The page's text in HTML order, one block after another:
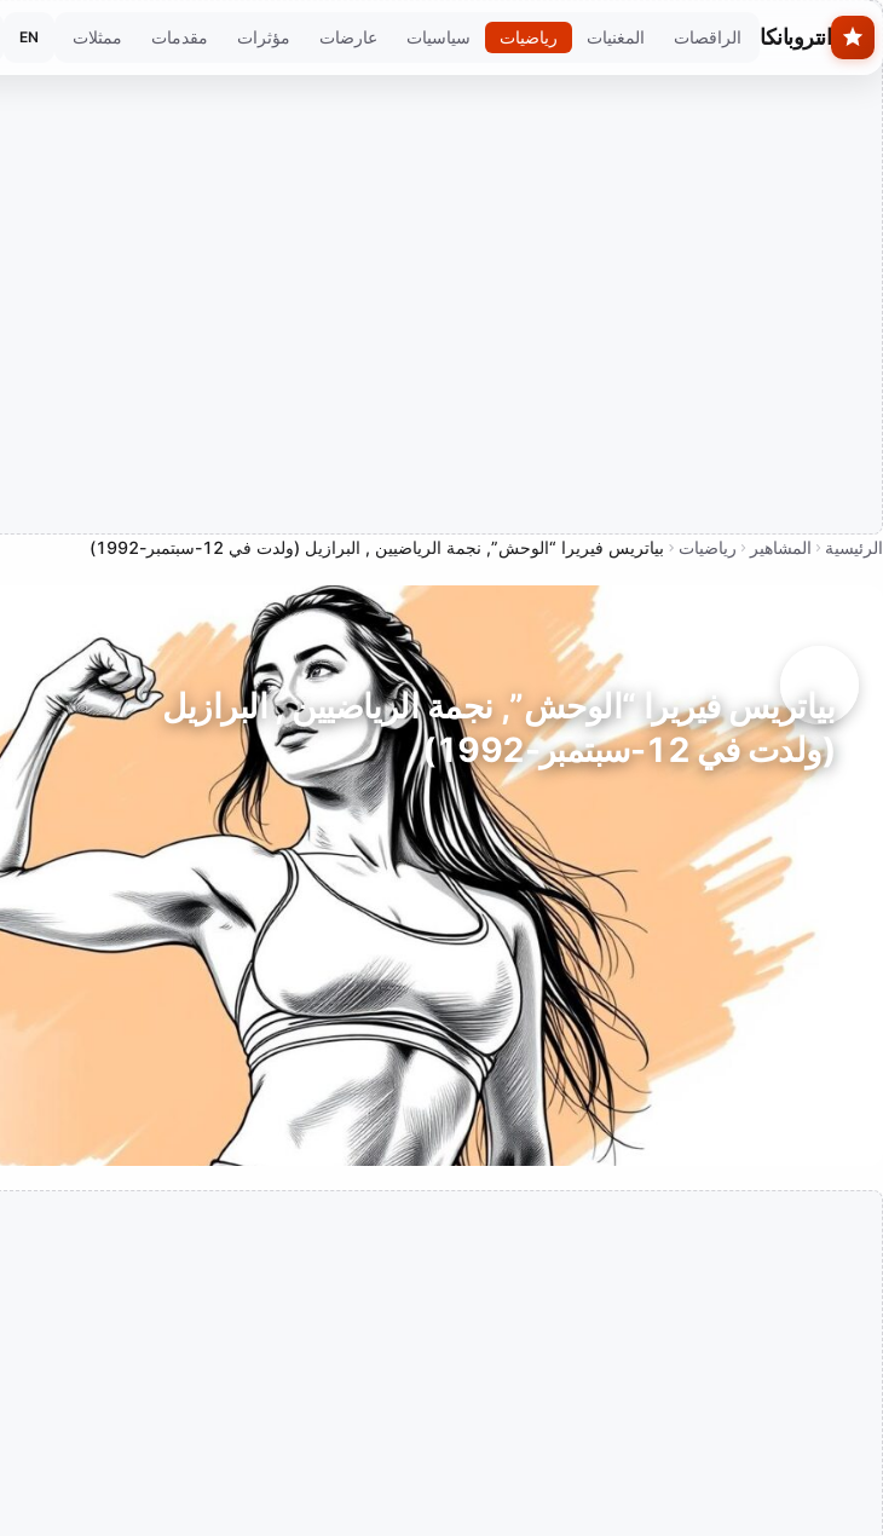
Skip to main content
انتروبانكا الراقصات المغنيات رياضيات سياسيات عارضات مؤثرات مقدمات ممثلات EN
الرئيسية المشاهير رياضيات بياتريس فيريرا “الوحش”, نجمة الرياضيين , البرازيل (ولدت في 12-سبتمبر-1992)
بياتريس فيريرا “الوحش”, نجمة الرياضيين , البرازيل
(ولدت في 12-سبتمبر-1992)